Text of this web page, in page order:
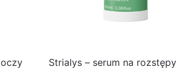
Strialys – serum na rozstępy